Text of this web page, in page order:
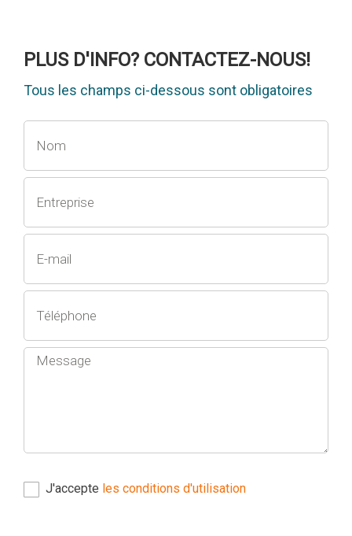
PLUS D'INFO? CONTACTEZ-NOUS!
Tous les champs ci-dessous sont obligatoires
J'accepte les conditions d'utilisation